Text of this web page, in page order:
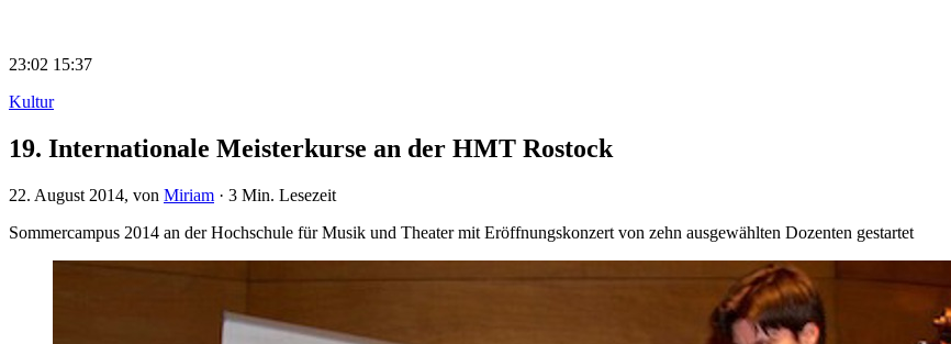
23:02 15:37
Kultur
19. Internationale Meisterkurse an der HMT Rostock
22. August 2014, von Miriam · 3 Min. Lesezeit
Sommercampus 2014 an der Hochschule für Musik und Theater mit Eröffnungskonzert von zehn ausgewählten Dozenten gestartet